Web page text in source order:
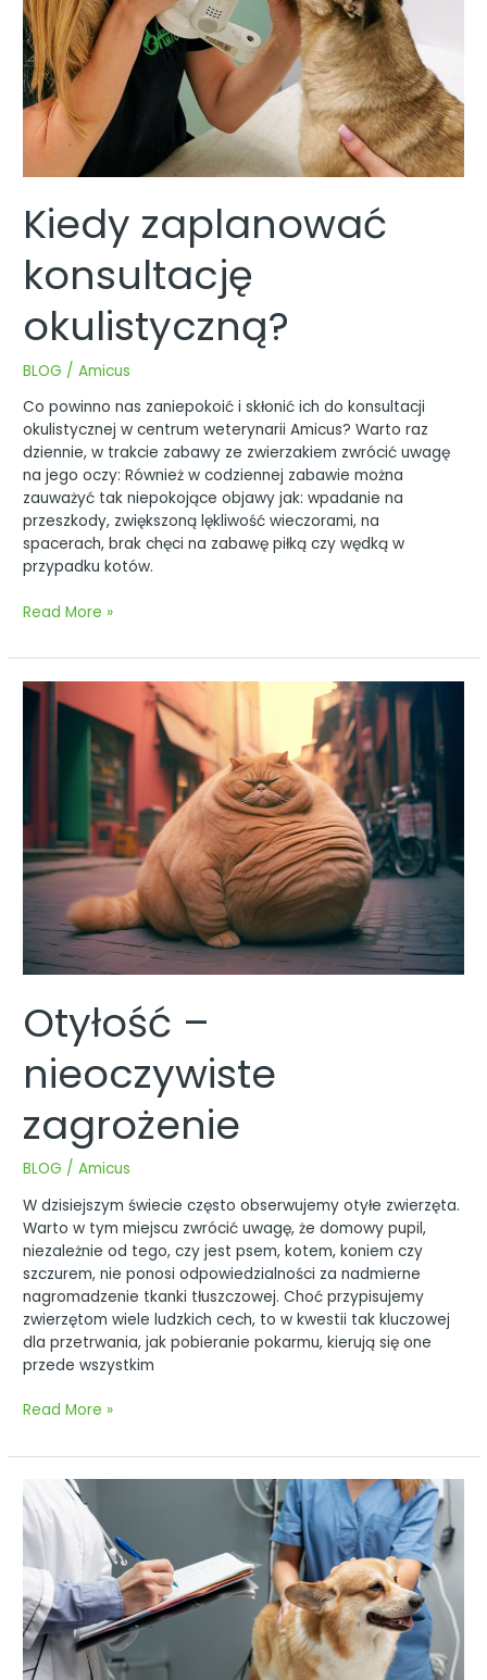
Kiedy zaplanować
konsultację
okulistyczną?
BLOG /Amicus
Co powinno nas zaniepokoić i skłonić ich do konsultacji
okulistycznej w centrum weterynarii Amicus? Warto raz
dziennie, w trakcie zabawy ze zwierzakiem zwrócić uwagę
na jego oczy: Również w codziennej zabawie można
zauważyć tak niepokojące objawy jak: wpadanie na
przeszkody, zwiększoną lękliwość wieczorami, na
spacerach, brak chęci na zabawę piłką czy wędką w
przypadku kotów.
Read More »
Otyłość –
nieoczywiste
zagrożenie
BLOG /Amicus
W dzisiejszym świecie często obserwujemy otyłe zwierzęta.
Warto w tym miejscu zwrócić uwagę, że domowy pupil,
niezależnie od tego, czy jest psem, kotem, koniem czy
szczurem, nie ponosi odpowiedzialności za nadmierne
nagromadzenie tkanki tłuszczowej. Choć przypisujemy
zwierzętom wiele ludzkich cech, to w kwestii tak kluczowej
dla przetrwania, jak pobieranie pokarmu, kierują się one
przede wszystkim
Otyłość
nieoczywiste
zagrożenie
Read More »
Anestezjologia
–
Czym
anestezjolog?